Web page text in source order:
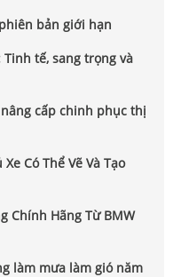
bản giới hạn
Tinh tế, sang trọng và
nâng cấp chinh phục thị
Có Thể Vẽ Và Tạo
Chính Hãng Từ BMW
làm mưa làm gió năm